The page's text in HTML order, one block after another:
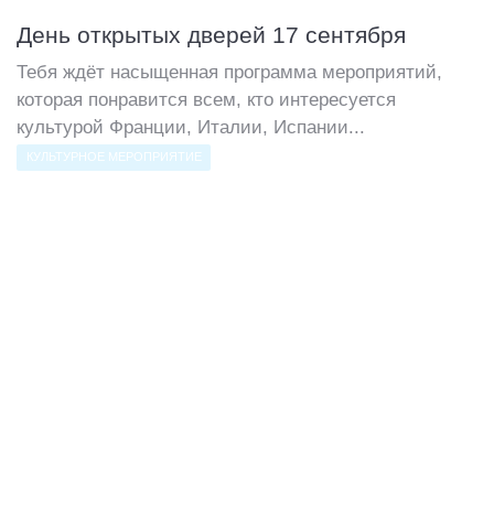
День открытых дверей 17 сентября
Тебя ждёт насыщенная программа мероприятий,
которая понравится всем, кто интересуется
культурой Франции, Италии, Испании...
КУЛЬТУРНОЕ МЕРОПРИЯТИЕ